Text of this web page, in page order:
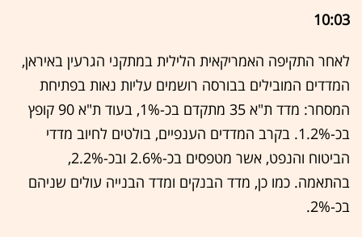
10:03
לאחר התקיפה האמריקאית הלילית במתקני הגרעין באיראן,
המדדים המובילים בבורסה רושמים עליות נאות בפתיחת
המסחר: מדד ת"א 35 מתקדם בכ-1%, בעוד ת"א 90 קופץ
בכ-1.2%. בקרב המדדים הענפיים, בולטים לחיוב מדדי
הביטוח והנפט, אשר מטפסים בכ-2.6% ובכ-2.2%,
בהתאמה. כמו כן, מדד הבנקים ומדד הבנייה עולים שניהם
בכ-2%.